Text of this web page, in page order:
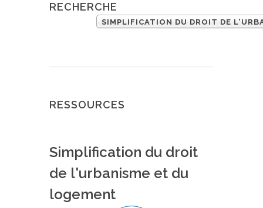
RECHERCHE
SIMPLIFICATION DU DROIT DE
RESSOURCES
Simplification du droit
de l'urbanisme et du
logement